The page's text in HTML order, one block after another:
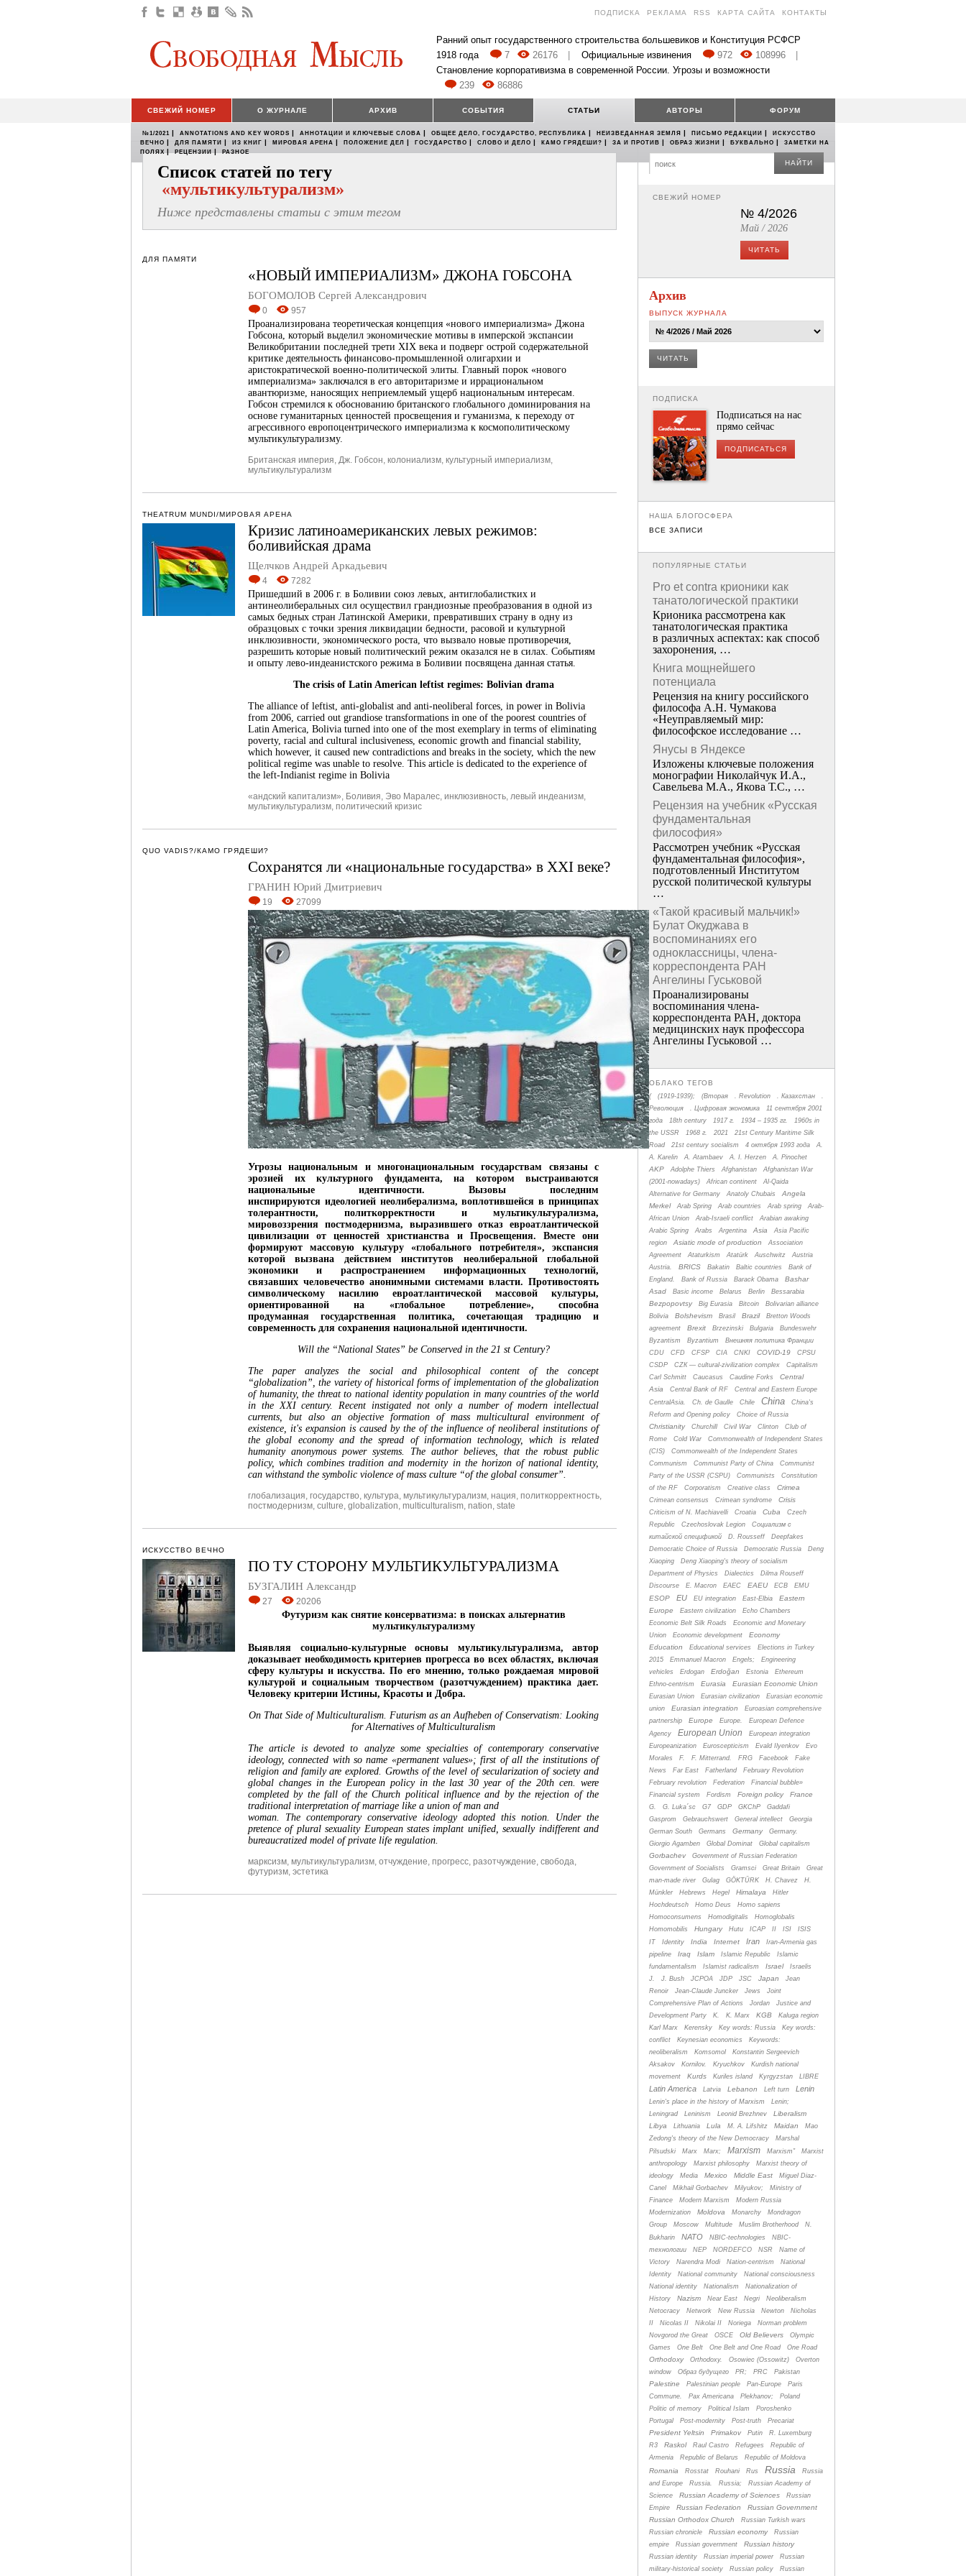
ПОДПИСКА РЕКЛАМА RSS КАРТА САЙТА КОНТАКТЫ
Ранний опыт государственного строительства большевиков и Конституция РСФСР
1918 года
7 26176 Официальные извинения 972 108996
Становление корпоративизма в современной России. Угрозы и возможности
239
86886
СВЕЖИЙ НОМЕР О ЖУРНАЛЕ АРХИВ СОБЫТИЯ СТАТЬИ АВТОРЫ ФОРУМ
№1/2021 | ANNOTATIONS AND KEY WORDS | АННОТАЦИИ И КЛЮЧЕВЫЕ СЛОВА | ОБЩЕЕ ДЕЛО, ГОСУДАРСТВО, РЕСПУБЛИКА | НЕИЗВЕДАННАЯ ЗЕМЛЯ | ПИСЬМО РЕДАКЦИИ |
ИСКУССТВО
ВЕЧНО | ДЛЯ ПАМЯТИ | ИЗ КНИГ | МИРОВАЯ АРЕНА | ПОЛОЖЕНИЕ ДЕЛ | ГОСУДАРСТВО | СЛОВО И ДЕЛО | КАМО ГРЯДЕШИ? | ЗА И ПРОТИВ | ОБРАЗ ЖИЗНИ | БУКВАЛЬНО |
ЗАМЕТКИ НА
ПОЛЯХ | РЕЦЕНЗИИ | РАЗНОЕ
Список статей по тегу
«мультикультурализм»
Ниже представлены статьи с этим тегом
ДЛЯ ПАМЯТИ
«НОВЫЙ ИМПЕРИАЛИЗМ» ДЖОНА ГОБСОНА
БОГОМОЛОВ Сергей Александрович
0 957
Проанализирована теоретическая концепция «нового империализма» Джона
Гобсона, который выделил экономические мотивы в имперской экспансии
Великобритании последней трети XIX века и подверг острой содержательной
критике деятельность финансово-промышленной олигархии и
аристократической военно-политической элиты. Главный порок «нового
империализма» заключался в его авторитаризме и иррациональном
авантюризме, наносящих неприемлемый ущерб национальным интересам.
Гобсон стремился к обоснованию британского глобального доминирования на
основе гуманитарных ценностей просвещения и гуманизма, к переходу от
агрессивного европоцентрического империализма к космополитическому
мультикультурализму.
Британская империя, Дж. Гобсон, колониализм, культурный империализм,
мультикультурализм
THEATRUM MUNDI/МИРОВАЯ АРЕНА
Кризис латиноамериканских левых режимов:
боливийская драма
Щелчков Андрей Аркадьевич
4 7282
Пришедший в 2006 г. в Боливии союз левых, антиглобалистких и
антинеолиберальных сил осуществил грандиозные преобразования в одной из
самых бедных стран Латинской Америки, превративших страну в одну из
образцовых с точки зрения ликвидации бедности, расовой и культурной
инклюзивности, экономического роста, что вызвало новые противоречия,
разрешить которые новый политический режим оказался не в силах. Событиям
и опыту лево-индеанистского режима в Боливии посвящена данная статья.
The crisis of Latin American leftist regimes: Bolivian drama
The alliance of leftist, anti-globalist and anti-neoliberal forces, in power in Bolivia
from 2006, carried out grandiose transformations in one of the poorest countries of
Latin America, Bolivia turned into one of the most exemplary in terms of eliminating
poverty, racial and cultural inclusiveness, economic growth and financial stability,
which however, it caused new contradictions and breaks in the society, which the new
political regime was unable to resolve. This article is dedicated to the experience of
the left-Indianist regime in Bolivia
«андский капитализм», Боливия, Эво Маралес, инклюзивность, левый индеанизм,
мультикультурализм, политический кризис
QUO VADIS?/КАМО ГРЯДЕШИ?
Сохранятся ли «национальные государства» в XXI веке?
ГРАНИН Юрий Дмитриевич
19 27099
Угрозы национальным и многонациональным государствам связаны с
эрозией их культурного фундамента, на котором выстраиваются
национальные идентичности. Вызовы последним
инспирируются идеологией неолиберализма, воплотившейся в принципах
толерантности, политкорректности и мультикультурализма,
мировоззрения постмодернизма, выразившего отказ евроатлантической
цивилизации от ценностей христианства и Просвещения. Вместе они
формируют массовую культуру «глобального потребителя», экспансия
которой вызвана действием институтов неолиберальной глобальной
экономики и распространением информационных технологий,
связавших человечество анонимными системами власти. Противостоять
символическому насилию евроатлантической массовой культуры,
ориентированной на «глобальное потребление», способна
продуманная государственная политика, сочетающая традицию и
современность для сохранения национальной идентичности.
Will the “National States” be Conserved in the 21 st Century?
The paper analyzes the social and philosophical content of the concept
“globalization”, the variety of historical forms of implementation of the globalization
of humanity, the threat to national identity population in manycountries of the world
in the XXI century. Recent instigated not only a number of modern intellectual
currents, but also an objective formаtion of mass multicultural environment of
existence, it's expansion is caused by the of the influence of neoliberal institutions of
the global economy and the spread of information technology, which is related
humanity anonymous power systems. The author believes, that the robust public
policy, which combinestradition and modernity in the horizon of national identity,
can withstand the symbolic violence of mass culture “ofthe global consumer”.
глобализация, государство, культура, мультикультурализм, нация, политкорректность,
постмодернизм, culture, globalization, multiculturalism, nation, state
ИСКУССТВО ВЕЧНО
ПО ТУ СТОРОНУ МУЛЬТИКУЛЬТУРАЛИЗМА
БУЗГАЛИН Александр
27 20206
Футуризм как снятие консерватизма: в поисках альтернатив
мультикультурализму
Выявляя социально-культурные основы мультикультурализма, автор
доказывает необходимость критериев прогресса во всех областях, включая
сферу культуры и искусства. По его мнению, только рождаемая мировой
культурой и социальным творчеством (разотчуждением) практика дает.
Человеку критерии Истины, Красоты и Добра.
On That Side of Multiculturalism. Futurism as an Aufheben of Conservatism: Looking
for Alternatives of Multiculturalism
The article is devoted to analyze some specialties of contemporary conservative
ideology, connected with so name «permanent values»; first of all the institutions of
religion and family are explored. Growths of the level of secularization of society and
global changes in the European policy in the last 30 year of the 20th cen. were
completed by the fall of the Church political influence and by the rejection of the
traditional interpretation of marriage like a union of man and
woman. The contemporary conservative ideology adopted this notion. Under the
pretence of plural sexuality European states implant unified, sexually indifferent and
bureaucratized model of private life regulation.
марксизм, мультикультурализм, отчуждение, прогресс, разотчуждение, свобода,
футуризм, эстетика
НАЙТИ
СВЕЖИЙ НОМЕР
№ 4/2026
Май / 2026
ЧИТАТЬ
Архив
ВЫПУСК ЖУРНАЛА
ЧИТАТЬ
ПОДПИСКА
Подписаться на нас
прямо сейчас
ПОДПИСАТЬСЯ
НАША БЛОГОСФЕРА
ВСЕ ЗАПИСИ
ПОПУЛЯРНЫЕ СТАТЬИ
Pro et contra крионики как
танатологической практики
Крионика рассмотрена как
танатологическая практика
в различных аспектах: как способ
захоронения, …
Книга мощнейшего
потенциала
Рецензия на книгу российского
философа А.Н. Чумакова
«Неуправляемый мир:
философское исследование …
Янусы в Яндексе
Изложены ключевые положения
монографии Николайчук И.А.,
Савельева М.А., Якова Т.С., …
Рецензия на учебник «Русская
фундаментальная
философия»
Рассмотрен учебник «Русская
фундаментальная философия»,
подготовленный Институтом
русской политической культуры
…
«Такой красивый мальчик!»
Булат Окуджава в
воспоминаниях его
одноклассницы, члена-
корреспондента РАН
Ангелины Гуськовой
Проанализированы
воспоминания члена­
корреспондента РАН, доктора
медицинских наук профессора
Ангелины Гуськовой …
ОБЛАКО ТЕГОВ
( (1919-1939); (Вторая . Revolution . Казахстан
.
Революция
. Цифровая экономика
11 сентября 2001
года
18th century 1917 г. 1934 – 1935 гг.
1960s in
the USSR
1968 г. 2021
21st Century Maritime Silk
Road
21st century socialism 4 октября 1993 года
A.
A. Karelin
A. Atambaev A. I. Herzen A. Pinochet
AKP Adolphe Thiers Afghanistan
Afghanistan War
(2001-nowadays)
African continent
Al-Qaida
Alternative for Germany
Anatoly Chubais
Angela
Merkel
Arab Spring Arab countries Arab spring
Arab-
African Union
Arab-Israeli conflict
Arabian awaking
Arabic Spring
Arabs Argentina Asia
Asia Pacific
region
Asiatic mode of production
Association
Agreement
Ataturkism Atatürk Auschwitz
Austria
Austria.
BRICS Bakatin Baltic countries
Bank of
England.
Bank of Russia Barack Obama
Bashar
Asad
Basic income Belarus Berlin Bessarabia
Bezpopovtsy Big Eurasia Bitcoin
Bolivarian alliance
Bolivia
Bolshevism Brasil Brazil
Bretton Woods
agreement
Brexit Brzezinski Bulgaria
Bundeswehr
Byzantism
Byzantium
Bнешняя политика Франции
CDU
CFD CFSP CIA CNKI COVID-19
CPSU
CSDP
CZК — cultural-zivilization complex
Capitalism
Carl Schmitt
Caucasus Caudine Forks
Central
Asia
Central Bank of RF
Central and Eastern Europe
CentralAsia.
Ch. de Gaulle Chile China
China's
Reform and Opening policy
Choice of Russia
Christianity Churchill Civil War Clinton
Club of
Rome
Cold War
Commonwealth of Independent States
(CIS)
Commonwealth of the Independent States
Communism
Communist Party of China
Communist
Party of the USSR (CSPU)
Communists
Constitution
of the RF
Corporatism Creative class Crimea
Crimean consensus Crimean syndrome Crisis
Criticism of N. Machiavelli Croatia Cuba
Czech
Republic
Czechoslovak Legion
Cоциализм с
китайской спецификой
D. Rousseff
Deepfakes
Democratic Choice of Russia
Democratic Russia
Deng
Xiaoping
Deng Xiaoping's theory of socialism
Department of Physics
Dialectics
Dilma Rouseff
Discourse
E. Macron EAEC EAEU ECB EMU
ESOP EU EU integration East-Elbia
Eastern
Europe
Eastern civilization
Echo Chambers
Economic Belt Silk Roads
Economic and Monetary
Union
Economic development
Economy
Education
Educational services
Elections in Turkey
2015
Emmanuel Macron Engels;
Engineering
vehicles
Erdogan Erdoğan Estonia
Ethereum
Ethno-centrism
Eurasia Eurasian Economic Union
Eurasian Union Eurasian civilization
Eurasian economic
union
Eurasian integration
Euroasian comprehensive
partnership
Europe Europe.
European Defence
Agency
European Union
European integration
Europeanization
Euroscepticism Evald Ilyenkov
Evo
Morales
F. F. Mitterrand. FRG Facebook
Fake
News
Far East Fatherland
February Revolution
February revolution
Federation
Financial bubble»
Financial system
Fordism Foreign policy France
G. G. Luka´sc G7 GDP GKChP
Gaddafi
Gasprom
Gebrauchswert General intellect
Georgia
German South
Germans Germany
Germany.
Giorgio Agamben
Global Dominat Global capitalism
Gorbachev
Government of Russian Federation
Government of Socialists
Gramsci Great Britain
Great
man-made river
Gulag GÖKTÜRK H. Chavez
H.
Münkler
Hebrews Hegel Himalaya
Hitler
Hochdeutsch
Homo Deus
Homo sapiens
Homoconsumens
Homodigitalis
Homoglobalis
Homomobilis
Hungary Hutu ICAP II ISI
ISIS
IT
Identity India Internet Iran
Iran-Armenia gas
pipeline
Iraq Islam Islamic Republic
Islamic
fundamentalism
Islamist radicalism Israel
Israelis
J.
J. Bush JCPOA JDP JSC Japan
Jean
Renoir
Jean-Claude Juncker Jews
Joint
Comprehensive Plan of Actions
Jordan
Justice and
Development Party
K. K. Marx KGB
Kaluga region
Karl Marx
Kerensky Key words: Russia
Key words:
conflict
Keynesian economics
Keywords:
neoliberalism
Komsomol
Konstantin Sergeevich
Aksakov
Kornilov. Kryuchkov
Kurdish national
movement
Kurds Kuriles island Kyrgyzstan LIBRE
Latin America Latvia Lebanon Left turn Lenin
Lenin's place in the history of Marxism
Lenin;
Leningrad
Leninism Leonid Brezhnev
Liberalism
Libya
Lithuania Lula M. A. Lifshitz Maidan
Mao
Zedong's theory of the New Democracy
Marshal
Pilsudski
Marx Marx; Marxism Marxism”
Marxist
anthropology
Marxist philosophy
Marxist theory of
ideology
Media Mexico Middle East
Miguel Diaz-
Canel
Mikhail Gorbachev Milyukov;
Ministry of
Finance
Modern Marxism
Modern Russia
Modernization
Moldova Monarchy
Mondragon
Group
Moscow Multitude Muslim Brotherhood
N.
Bukharin
NATO NBIC-technologies
NBIC-
технологии
NEP NORDEFCO NSR
Name of
Victory
Narendra Modi Nation-centrism
National
Identity
National community
National consciousness
National identity
Nationalism
Nationalization of
History
Nazism Near East Negri
Neoliberalism
Netocracy
Network New Russia Newton
Nicholas
II
Nicolas II Nikolai II Noriega
Norman problem
Novgorod the Great
OSCE Old Believers
Olympic
Games
One Belt One Belt and One Road One Road
Orthodoxy Orthodoxy. Osowiec (Ossowitz)
Overton
window
Oбраз будущего PR; PRC Pakistan
Palestine Palestinian people Pan-Europe
Paris
Commune.
Pax Americana Plekhanov;
Poland
Politic of memory
Political Islam
Poroshenko
Portugal
Post-modernity Post-truth Precariat
President Yeltsin Primakov Putin
R. Luxemburg
R3
Raskol Raul Castro Refugees
Republic of
Armenia
Republic of Belarus Republic of Moldova
Romania Rosstat Rouhani Rus Russia
Russia
and Europe
Russia. Russia;
Russian Academy of
Science
Russian Academy of Sciences
Russian
Empire
Russian Federation
Russian Government
Russian Orthodox Church
Russian Turkish wars
Russian chronicle
Russian economy
Russian
empire
Russian government Russian history
Russian identity Russian imperial power
Russian
military-historical society
Russian policy Russian